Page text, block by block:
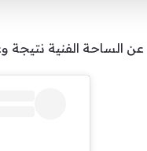
عن الساحة الفنية